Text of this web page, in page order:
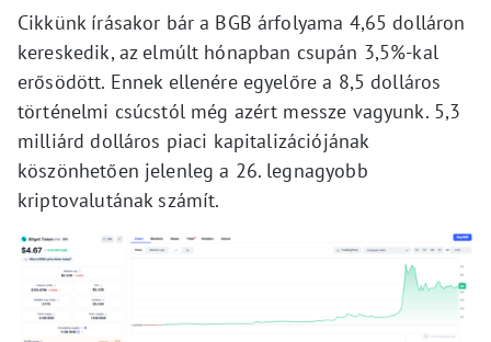
Cikkünk írásakor bár a BGB árfolyama 4,65 dolláron
kereskedik, az elmúlt hónapban csupán 3,5%-kal
erősödött. Ennek ellenére egyelőre a 8,5 dolláros
történelmi csúcstól még azért messze vagyunk. 5,3
milliárd dolláros piaci kapitalizációjának
köszönhetően jelenleg a 26. legnagyobb
kriptovalutának számít.